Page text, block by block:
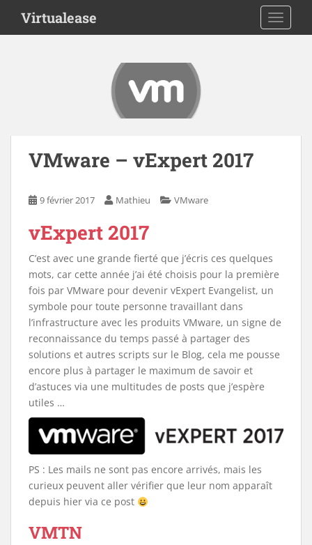
i
Virtualease
VMware – vExpert 2017
9 février 2017 Mathieu VMware
vExpert 2017
C’est avec une grande fierté que j’écris ces quelques
mots, car cette année j’ai été choisis pour la première
fois par VMware pour devenir vExpert Evangelist, un
symbole pour toute personne travaillant dans
l’infrastructure avec les produits VMware, un signe de
reconnaissance du temps passé à partager des
solutions et autres scripts sur le Blog, cela me pousse
encore plus à partager le maximum de savoir et
d’astuces via une multitudes de posts que j’espère
utiles …
PS : Les mails ne sont pas encore arrivés, mais les
curieux peuvent aller vérifier que leur nom apparaît
depuis hier via ce post
VMTN